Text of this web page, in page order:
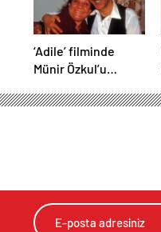
‘Adile’ filminde
Münir Özkul’u
belli oldu